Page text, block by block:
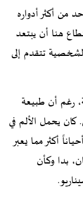
من أكثر أدواره
هنا أن يبتعد
تتقدم إلى
رغم أن طبيعة
يحمل الألم في
أكثر مما يعبر
بدا وكأن